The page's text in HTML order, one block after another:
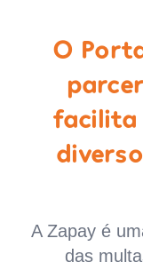
O
facilita
A Zapay é
das